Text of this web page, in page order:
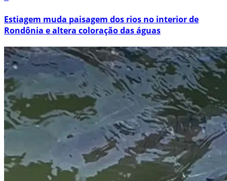
Estiagem muda paisagem dos rios no interior de
Rondônia e altera coloração das águas